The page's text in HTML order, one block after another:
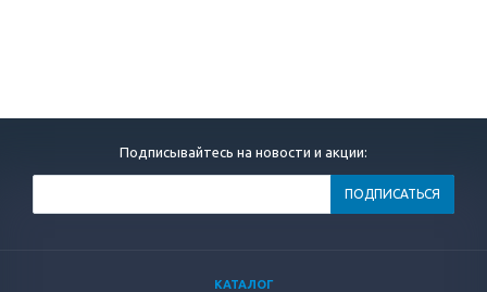
Подписывайтесь на новости и акции:
КАТАЛОГ